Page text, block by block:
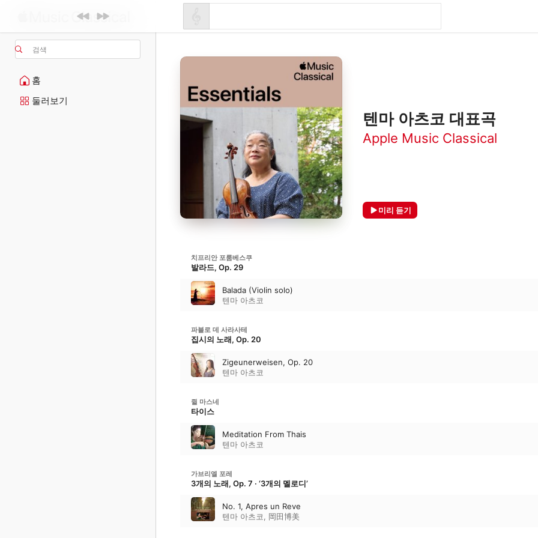
검색
홈
둘러보기
텐마 아츠코 대표곡
Apple Music Classical
미리 듣기
치프리안 포룸베스쿠
발라드, Op. 29
Balada (Violin solo)
텐마 아츠코
파블로 데 사라사테
집시의 노래, Op. 20
Zigeunerweisen, Op. 20
텐마 아츠코
쥘 마스네
타이스
Meditation From Thais
텐마 아츠코
가브리엘 포레
3개의 노래, Op. 7 · ‘3개의 멜로디’
No. 1, Apres un Reve
텐마 아츠코 , 岡田博美